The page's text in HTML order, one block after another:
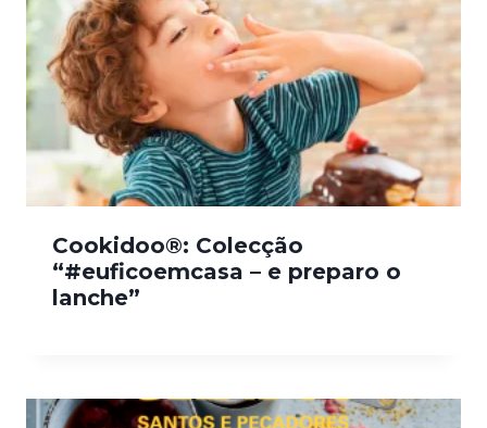
Cookidoo®: Colecção
“#euficoemcasa – e preparo o
lanche”